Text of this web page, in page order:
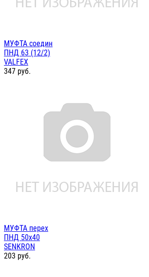
МУФТА соедин
ПНД 63 (12/2)
VALFEX
347 руб.
МУФТА перех
ПНД 50х40
SENKRON
203 руб.